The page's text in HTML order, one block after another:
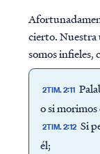
cierto. Nuestra
somos infieles,
2TIM. 2:11
o si
2TIM. 2:12 Si
él;